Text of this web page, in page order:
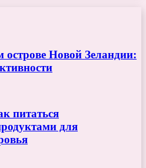
Новой Зеландии:
питаться
для